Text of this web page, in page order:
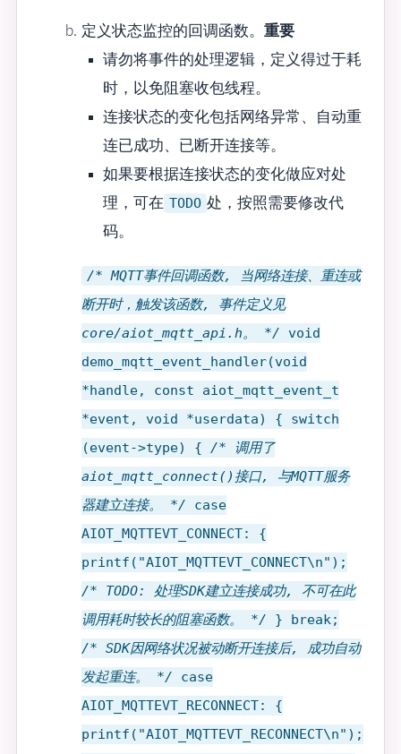
定义状态监控的回调函数。 重要
请勿将事件的处理逻辑，定义得过于耗
时，以免阻塞收包线程。
连接状态的变化包括网络异常、自动重
连已成功、已断开连接等。
如果要根据连接状态的变化做应对处
理，可在 TODO 处，按照需要修改代
码。
/* MQTT事件回调函数, 当网络连接、重连或
断开时，触发该函数, 事件定义见
core/aiot_mqtt_api.h。 */ void
demo_mqtt_event_handler(void
*handle, const aiot_mqtt_event_t
*event, void *userdata) { switch
(event->type) { /* 调用了
aiot_mqtt_connect()接口, 与MQTT服务
器建立连接。 */ case
AIOT_MQTTEVT_CONNECT: {
printf("AIOT_MQTTEVT_CONNECT\n");
/* TODO: 处理SDK建立连接成功, 不可在此
调用耗时较长的阻塞函数。 */ } break;
/* SDK因网络状况被动断开连接后, 成功自动
发起重连。 */ case
AIOT_MQTTEVT_RECONNECT: {
printf("AIOT_MQTTEVT_RECONNECT\n");